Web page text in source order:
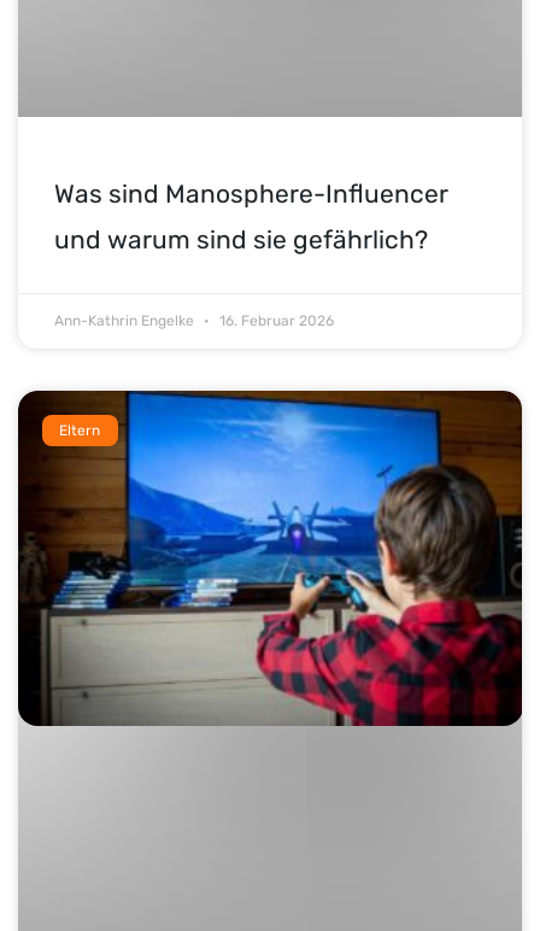
Was sind Manosphere-Influencer
und warum sind sie gefährlich?
Ann-Kathrin Engelke 16. Februar 2026
Eltern